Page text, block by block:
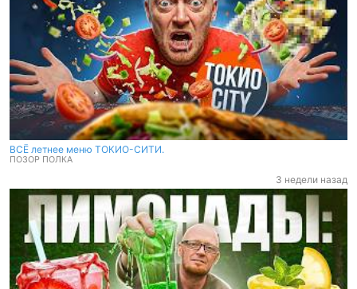
ВСЁ летнее меню ТОКИО-СИТИ.
ПОЗОР ПОЛКА
3 недели назад
ВСЁ летнее меню ТОКИО-СИТИ.
ПОЗОР ПОЛКА
3 недели назад